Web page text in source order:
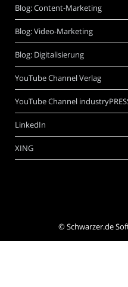
Blog: Content-Marketing
Blog: Video-Marketing
Blog: Digitalisierung
YouTube Channel Verlag
YouTube Channel
LinkedIn
XING
©Schwarzer.de